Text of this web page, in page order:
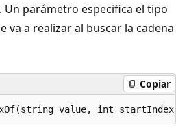
Un parámetro especifica el tipo
va a realizar al buscar la cadena
Copiar
value, int startIndex,